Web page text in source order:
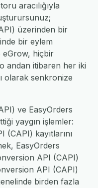
aracılığıyla
üzerinden bir
bir eylem
eGrow, hiçbir
andan itibaren her iki
olarak senkronize
ve EasyOrders
yaygın işlemler:
kayıtlarını
EasyOrders
API (CAPI)
API (CAPI)
birden fazla